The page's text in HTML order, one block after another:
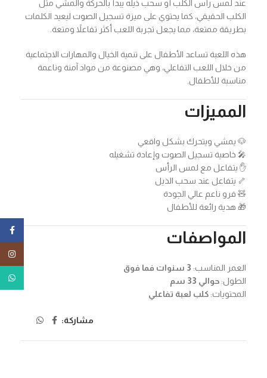
عند لمس رأس الكلب أو سحب ذيله يبدأ بالحركة والمشي مثل
الكلب الحقيقي، كما يحتوي على ميزة تسجيل الصوت ليعيد الكلمات
بطريقة ممتعة، مما يجعل تجربة اللعب أكثر تفاعلاً ومتعة.
هذه اللعبة تساعد الأطفال على تنمية الخيال والمهارات الاجتماعية
من خلال اللعب التفاعلي، وهي مصنوعة من مواد آمنة وناعمة
مناسبة للأطفال.
المميزات
🐶 يمشي ويتحرك بشكل واقعي
🎤 خاصية تسجيل الصوت وإعادة تشغيله
✋ يتفاعل مع لمس الرأس
🦴 يتفاعل عند سحب الذيل
🧸 فرو ناعم عالي الجودة
🎁 هدية رائعة للأطفال
المواصفات
العمر المناسب: 3 سنوات فما فوق
الطول: حوالي 33 سم
المحتويات: كلب لعبة تفاعلي
مشاركة: